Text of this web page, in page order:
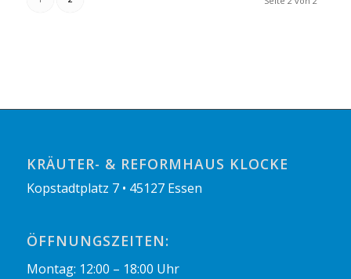
KRÄUTER- & REFORMHAUS KLOCKE
Kopstadtplatz 7 • 45127 Essen
ÖFFNUNGSZEITEN:
Montag: 12:00 – 18:00 Uhr